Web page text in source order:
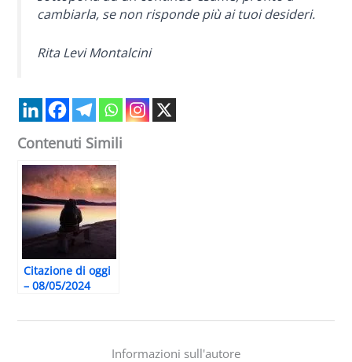
cambiarla, se non risponde più ai tuoi desideri.
Rita Levi Montalcini
Contenuti Simili
Citazione di oggi
– 08/05/2024
Informazioni sull'autore